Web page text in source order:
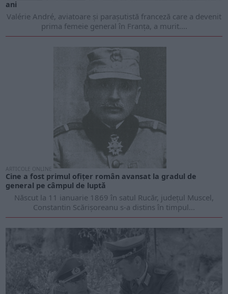
ani
Valérie André, aviatoare și parașutistă franceză care a devenit
prima femeie general în Franța, a murit....
ARTICOLE ONLINE
Cine a fost primul ofițer român avansat la gradul de
general pe câmpul de luptă
Născut la 11 ianuarie 1869 în satul Rucăr, județul Muscel,
Constantin Scărișoreanu s-a distins în timpul...